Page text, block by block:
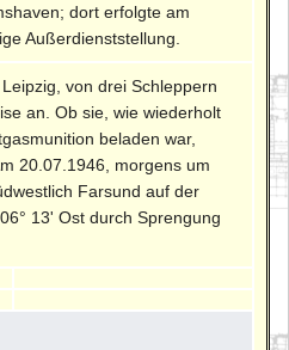
dort erfolgte am
Außerdienststellung.
von drei Schleppern
an. Ob sie, wie wiederholt
beladen war,
20.07.1946, morgens um
Farsund auf der
13' Ost durch Sprengung